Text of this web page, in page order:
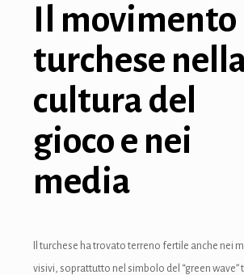
Il movimento
turchese
cultura del
gioco e nei
media
Il turchese ha trovato terreno fertile anche nei
visivi, soprattutto nel simbolo del “green wave”